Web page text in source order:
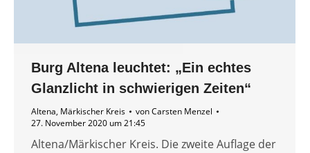
Burg Altena leuchtet: „Ein echtes
Glanzlicht in schwierigen Zeiten“
Altena, Märkischer Kreis vonCarsten Menzel
27. November 2020 um 21:45
Altena/Märkischer Kreis. Die zweite Auflage der